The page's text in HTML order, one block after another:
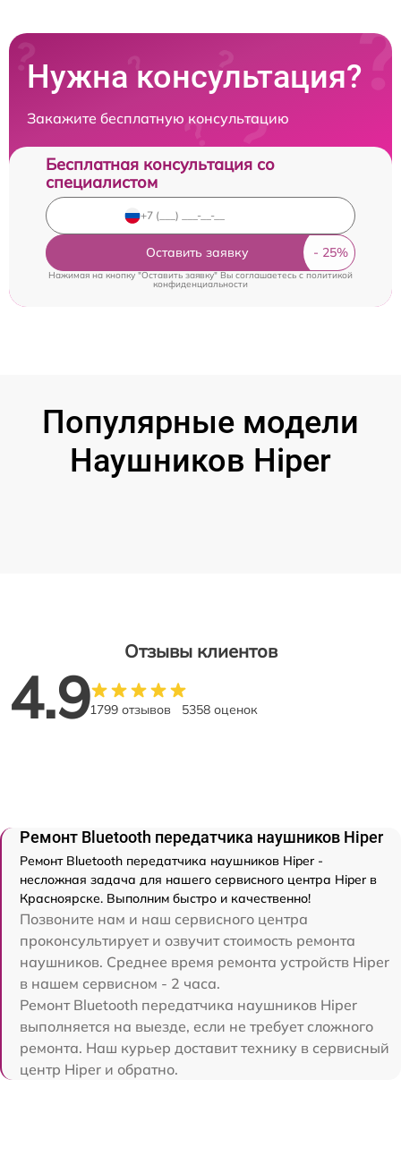
Нужна консультация?
Закажите бесплатную консультацию
Бесплатная консультация со
специалистом
Оставить заявку
Нажимая на кнопку "Оставить заявку" Вы соглашаетесь cполитикой
конфиденциальности
Популярные модели
Наушников Hiper
Отзывы клиентов
4.91799 отзывов 5358 оценок
Ремонт Bluetooth передатчика наушников Hiper
Ремонт Bluetooth передатчика наушников Hiper -
несложная задача для нашего сервисного центра Hiper в
Красноярске. Выполним быстро и качественно!
Позвоните нам и наш сервисного центра
проконсультирует и озвучит стоимость ремонта
наушников. Среднее время ремонта устройств Hiper
в нашем сервисном - 2 часа.
Ремонт Bluetooth передатчика наушников Hiper
выполняется на выезде, если не требует сложного
ремонта. Наш курьер доставит технику в сервисный
центр Hiper и обратно.